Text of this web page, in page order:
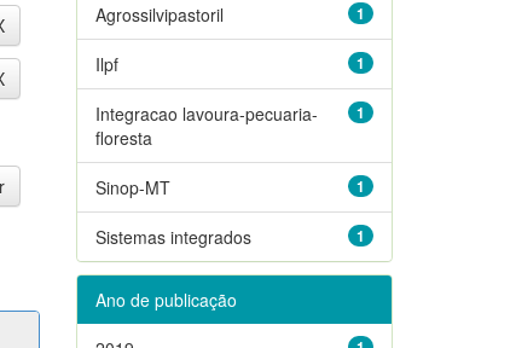
1
Agrossilvipastoril
1
Ilpf
1
Integracao lavoura-pecuaria-
floresta
1
Sinop-MT
1
Sistemas integrados
Ano de publicação